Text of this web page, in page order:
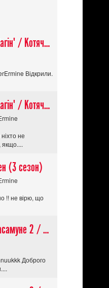
"Котячий Загін" / Котячий апокаліпсис / Cat Shit One
Відкрили.
"Котячий Загін" / Котячий апокаліпсис / Cat Shit One
не
якщо....
(3 сезон)
!! не вірю, що
Помста Масамуне 2 / Masamune-kun no Revenge R
Доброго